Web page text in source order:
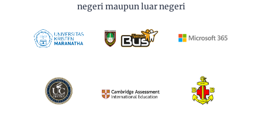
negeri maupun luar negeri